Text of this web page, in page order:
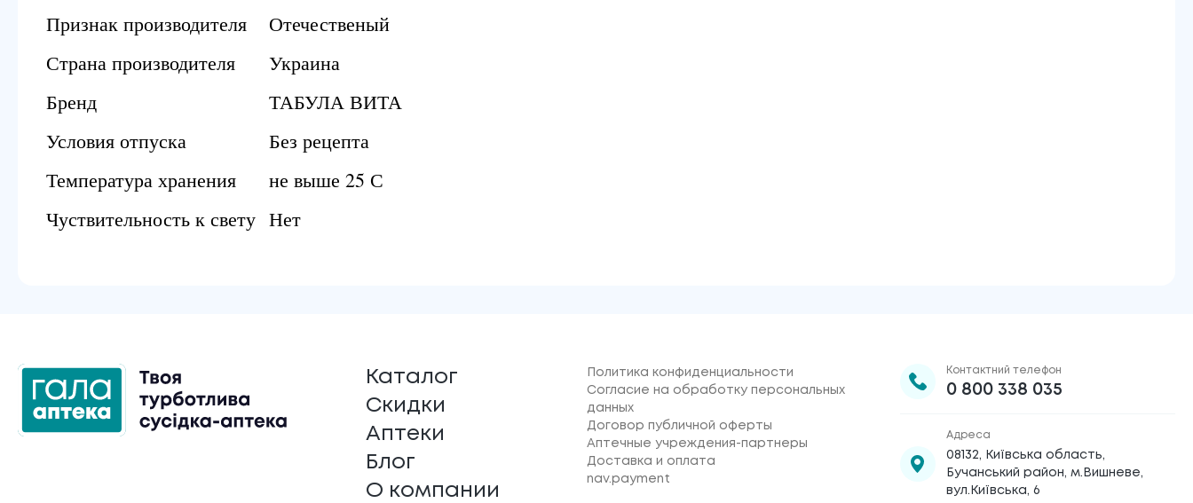
Признак производителя
Отечественый
Страна производителя
Украина
Бренд
ТАБУЛА ВИТА
Условия отпуска
Без рецепта
Температура хранения
не выше 25 С
Чуствительность к свету Нет
Каталог
Скидки
Аптеки
Блог
О компании
Политика конфиденциальности
Согласие на обработку персональных
данных
Договор публичной оферты
Аптечные учреждения-партнеры
Доставка и оплата
nav.payment
Контактний телефон
0 800 338 035
Адреса
08132, Київська область,
Бучанський район, м.Вишневе,
вул.Київська, 6